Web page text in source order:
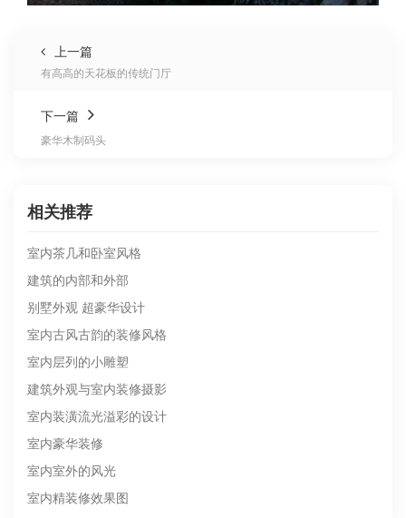
上一篇
有高高的天花板的传统门厅
下一篇
豪华木制码头
相关推荐
室内茶几和卧室风格
建筑的内部和外部
别墅外观 超豪华设计
室内古风古韵的装修风格
室内层列的小雕塑
建筑外观与室内装修摄影
室内装潢流光溢彩的设计
室内豪华装修
室内室外的风光
室内精装修效果图